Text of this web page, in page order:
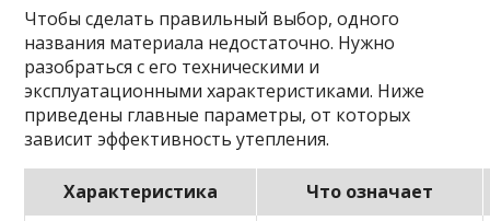
Чтобы сделать правильный выбор, одного
названия материала недостаточно. Нужно
разобраться с его техническими и
эксплуатационными характеристиками. Ниже
приведены главные параметры, от которых
зависит эффективность утепления.
Характеристика
Что означает